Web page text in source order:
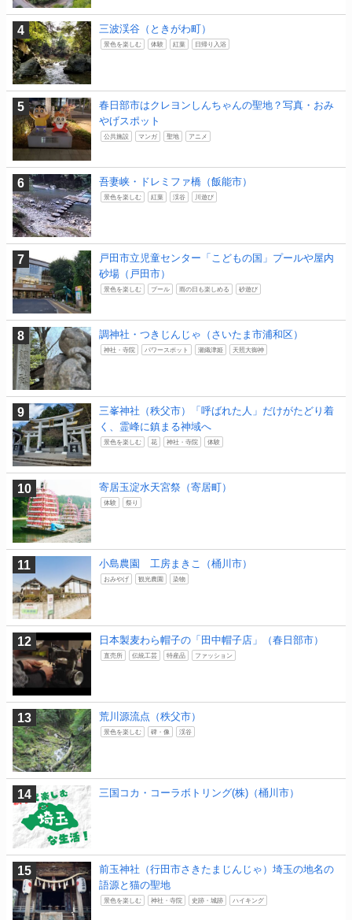
三波渓谷（ときがわ町）
景色を楽しむ 体験 紅葉 日帰り入浴
春日部市はクレヨンしんちゃんの聖地？写真・おみ
やげスポット
公共施設 マンガ 聖地 アニメ
吾妻峡・ドレミファ橋（飯能市）
景色を楽しむ 紅葉 渓谷 川遊び
戸田市立児童センター「こどもの国」プールや屋内
砂場（戸田市）
景色を楽しむ プール 雨の日も楽しめる 砂遊び
調神社・つきじんじゃ（さいたま市浦和区）
神社・寺院 パワースポット 瀬織津姫 天照大御神
三峯神社（秩父市）「呼ばれた人」だけがたどり着
く、霊峰に鎮まる神域へ
景色を楽しむ 花 神社・寺院 体験
寄居玉淀水天宮祭（寄居町）
体験 祭り
小島農園 工房まきこ（桶川市）
おみやげ 観光農園 染物
日本製麦わら帽子の「田中帽子店」（春日部市）
直売所 伝統工芸 特産品 ファッション
荒川源流点（秩父市）
景色を楽しむ 碑・像 渓谷
三国コカ・コーラボトリング(株)（桶川市）
前玉神社（行田市さきたまじんじゃ）埼玉の地名の
語源と猫の聖地
景色を楽しむ 神社・寺院 史跡・城跡 ハイキング